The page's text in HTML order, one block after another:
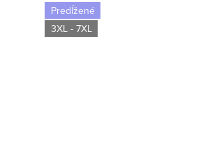
Predĺžené
3XL - 7XL